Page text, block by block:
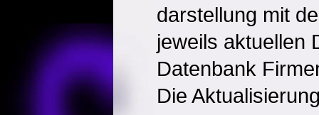
darstellung mit
jeweils aktuellen
Datenbank
Die